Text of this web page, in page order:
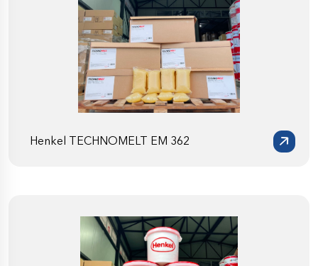
Henkel TECHNOMELT EM 362